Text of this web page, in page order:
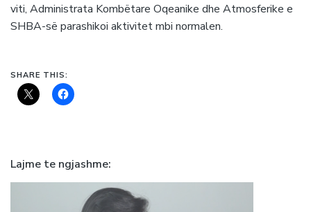
viti, Administrata Kombëtare Oqeanike dhe Atmosferike e
SHBA-së parashikoi aktivitet mbi normalen.
SHARE THIS:
Lajme te ngjashme